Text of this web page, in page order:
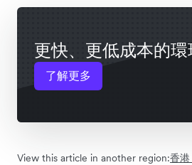
更快、更低成本的環
了解更多
View this article in another region:香港